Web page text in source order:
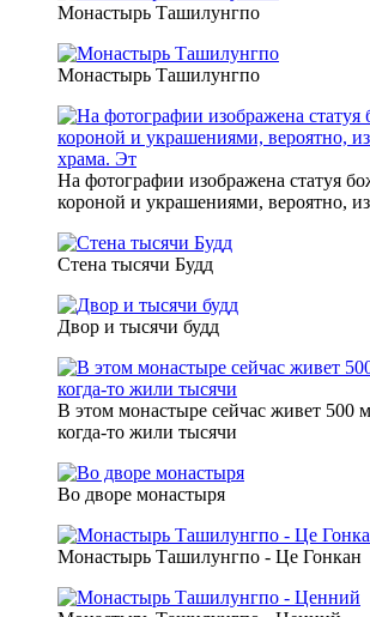
Монастырь Ташилунгпо
Монастырь Ташилунгпо
На фотографии изображена статуя
короной и украшениями, вероятно,
Стена тысячи Будд
Двор и тысячи будд
В этом монастыре сейчас живет 500
когда-то жили тысячи
Во дворе монастыря
Монастырь Ташилунгпо - Це Гонкан